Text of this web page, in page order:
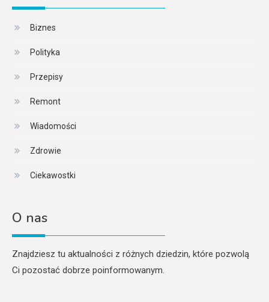
Biznes
Polityka
Przepisy
Remont
Wiadomości
Zdrowie
Ciekawostki
O nas
Znajdziesz tu aktualności z różnych dziedzin, które pozwolą
Ci pozostać dobrze poinformowanym.